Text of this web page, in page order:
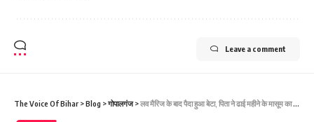
Leave a comment
The Voice Of Bihar >Blog >गोपालगंज>लव मैरिज के बाद पैदा हुआ बेटा, पिता ने ढाई महीने के मासूम का घोंटा गला, शव मिट्टी में दबाया